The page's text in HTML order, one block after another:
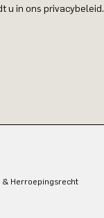
u in ons privacybeleid.
& Herroepingsrecht